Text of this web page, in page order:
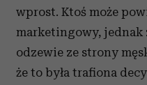
wprost. Ktoś może
marketingowy, jednak
odzewie ze strony
że to była trafiona